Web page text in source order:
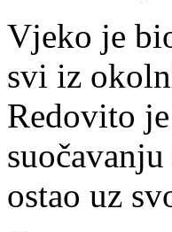
Vjeko je
svi iz
Redovito
ostao uz